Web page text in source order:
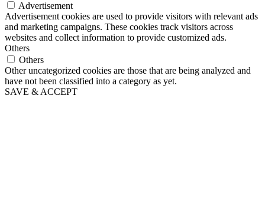
Advertisement
Advertisement cookies are used to provide visitors with relevant ads
and marketing campaigns. These cookies track visitors across
websites and collect information to provide customized ads.
Others
Others
Other uncategorized cookies are those that are being analyzed and
have not been classified into a category as yet.
SAVE & ACCEPT